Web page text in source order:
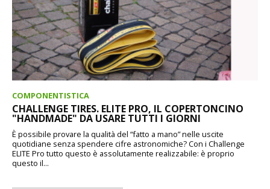
COMPONENTISTICA
CHALLENGE TIRES. ELITE PRO, IL COPERTONCINO
"HANDMADE" DA USARE TUTTI I GIORNI
È possibile provare la qualità del “fatto a mano” nelle uscite
quotidiane senza spendere cifre astronomiche? Con i Challenge
ELITE Pro tutto questo è assolutamente realizzabile: è proprio
questo il...